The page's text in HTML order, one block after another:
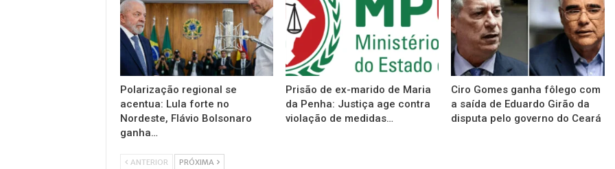
Polarização regional se
acentua: Lula forte no
Nordeste, Flávio Bolsonaro
ganha…
Prisão de ex-marido de Maria
da Penha: Justiça age contra
violação de medidas…
Ciro Gomes ganha fôlego com
a saída de Eduardo Girão da
disputa pelo governo do Ceará
ANTERIOR PRÓXIMA